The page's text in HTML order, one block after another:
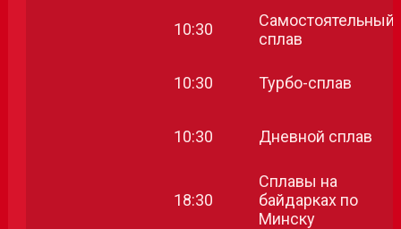
10:30
Самостоятельный
сплав
10:30 Турбо-сплав
10:30 Дневной сплав
18:30
Сплавы на
байдарках по
Минску